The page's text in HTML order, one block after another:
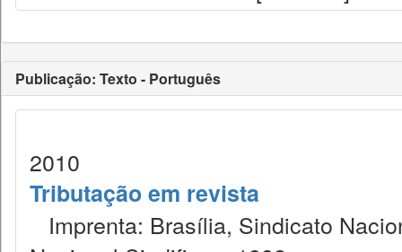
Publicação: Texto - Português
2010
Tributação em revista
Imprenta: Brasília, Sindicato